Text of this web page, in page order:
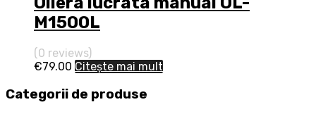
M1500L
(0 reviews)
€79.00 Citește mai mult
Categorii de produse